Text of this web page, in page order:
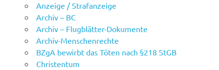
Anzeige / Strafanzeige
Archiv – BC
Archiv – Flugblätter-Dokumente
Archiv-Menschenrechte
BZgA bewirbt das Töten nach §218 StGB
Christentum